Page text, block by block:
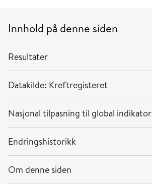
Innhold på denne siden
Resultater
Datakilde: Kreftregisteret
Nasjonal tilpasning til global indikator
Endringshistorikk
Om denne siden